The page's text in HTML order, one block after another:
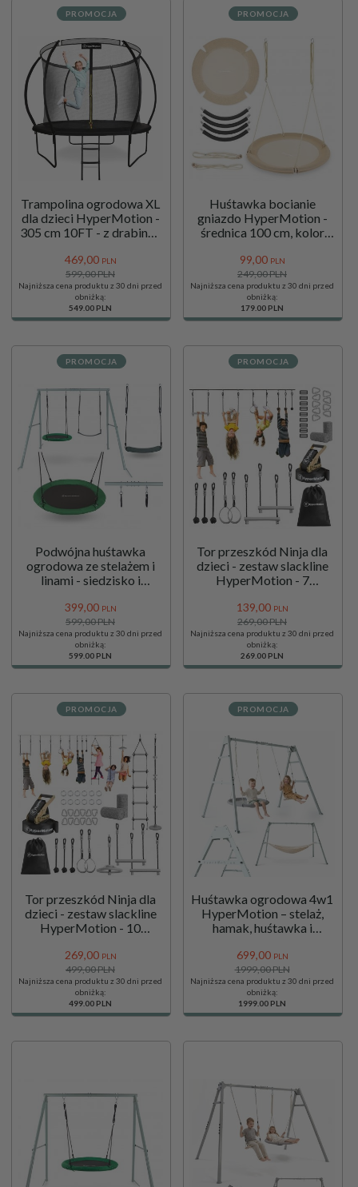
PROMOCJA
Trampolina ogrodowa XL
dla dzieci HyperMotion -
305 cm 10FT - z drabinką
domu i ogrodu
469,00 PLN
599,00 PLN
Najniższa cena produktu z 30 dni przed
obniżką:
549.00 PLN
PROMOCJA
Huśtawka bocianie
gniazdo HyperMotion -
średnica 100 cm, kolor
99,00 PLN
249,00 PLN
Najniższa cena produktu z 30 dni przed
obniżką:
179.00 PLN
PROMOCJA
Podwójna huśtawka
ogrodowa ze stelażem i
linami - siedzisko i
399,00 PLN
599,00 PLN
Najniższa cena produktu z 30 dni przed
obniżką:
599.00 PLN
PROMOCJA
Tor przeszkód Ninja dla
dzieci - zestaw slackline
HyperMotion - 7
139,00 PLN
269,00 PLN
Najniższa cena produktu z 30 dni przed
obniżką:
269.00 PLN
PROMOCJA
Tor przeszkód Ninja dla
dzieci - zestaw slackline
HyperMotion - 10
269,00 PLN
499,00 PLN
Najniższa cena produktu z 30 dni przed
obniżką:
499.00 PLN
PROMOCJA
Huśtawka ogrodowa 4w1
HyperMotion – stelaż,
hamak, huśtawka i
699,00 PLN
1999,00 PLN
Najniższa cena produktu z 30 dni przed
obniżką:
1999.00 PLN